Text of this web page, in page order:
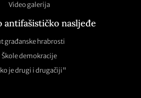
Video galerija
antifašističko nasljeđe
građanske hrabrosti
Škole demokracije
je drugi i drugačiji"